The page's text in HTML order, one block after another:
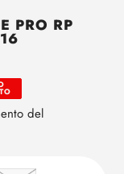
PRO RP
del